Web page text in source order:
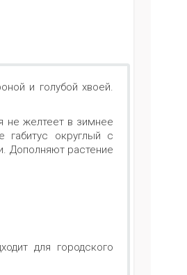
и голубой хвоей.
не желтеет в зимнее
округлый с
Дополняют растение
для городского